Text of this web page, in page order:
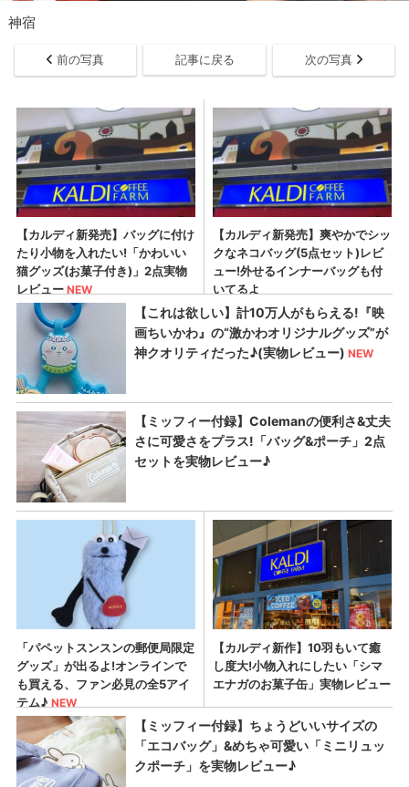
神宿
前の写真 記事に戻る 次の写真